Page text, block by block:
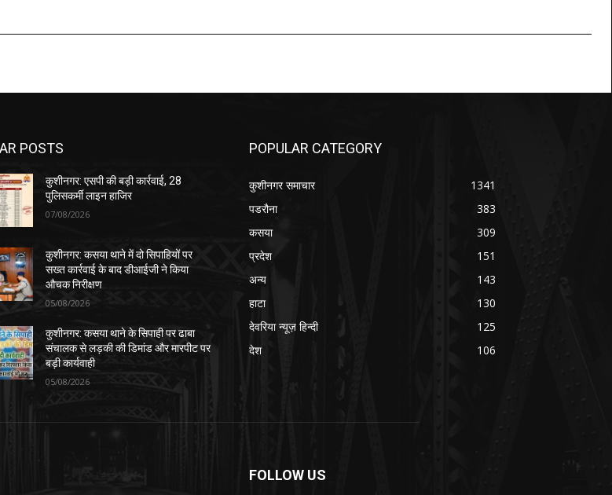
POSTS
कुशीनगर: एसपी की बड़ी कार्रवाई, 28
पुलिसकर्मी लाइन हाजिर
07/08/2026
कुशीनगर: कसया थाने में दो सिपाहियों पर
सख्त कार्रवाई के बाद डीआईजी ने किया
औचक निरीक्षण
05/08/2026
कुशीनगर: कसया थाने के सिपाही पर ढाबा
संचालक से लड़की की डिमांड और मारपीट पर
बड़ी कार्यवाही
05/08/2026
POPULAR CATEGORY
कुशीनगर समाचार
1341
पडरौना
383
कसया
309
प्रदेश
151
अन्य
143
हाटा
130
देवरिया न्यूज़ हिन्दी
125
देश
106
FOLLOW US